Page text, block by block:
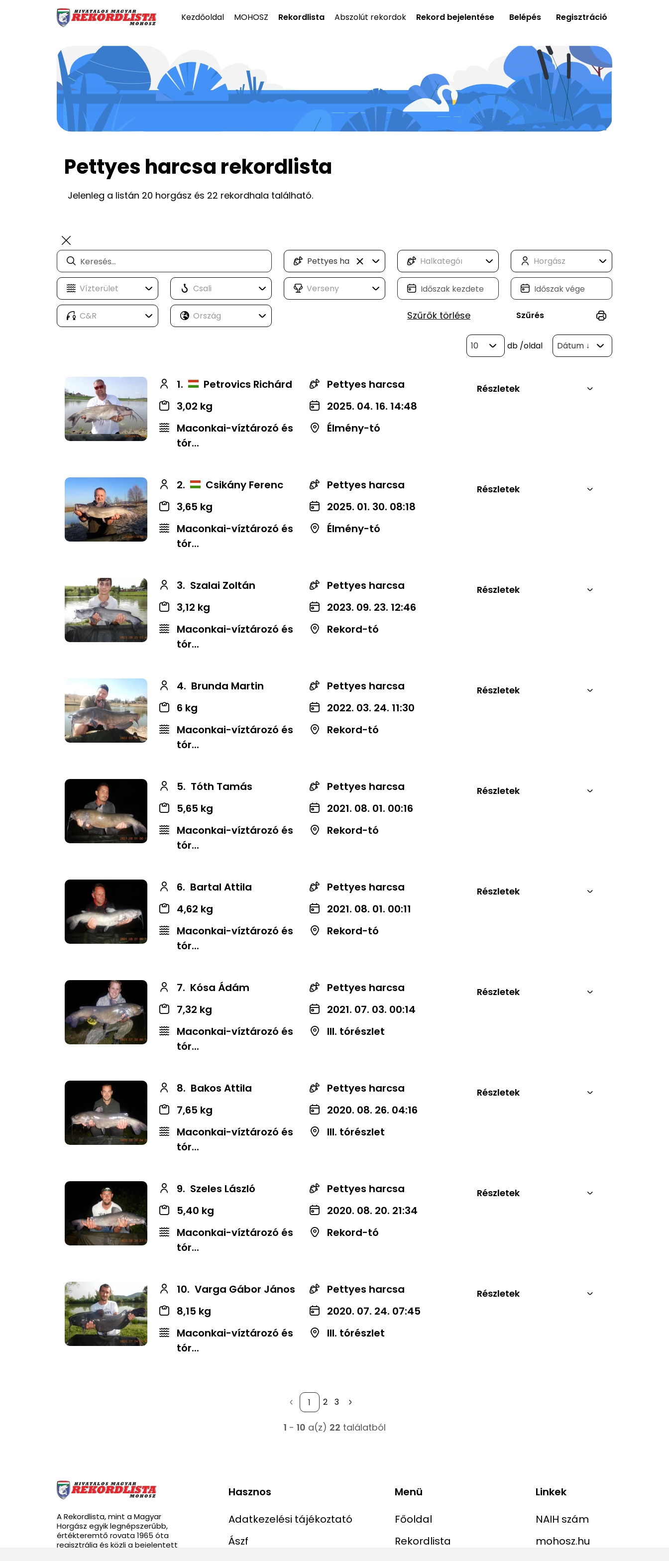
Kezdőoldal MOHOSZ Rekordlista Abszolút rekordok Rekord bejelentése Belépés Regisztráció
Pettyes harcsa rekordlista
Jelenleg a listán 20 horgász és 22 rekordhala található.
Pettyes harcsa
Szűrők törlése Szűrés
10 db /oldal Dátum ↓
1. Petrovics Richárd
Pettyes harcsa
3,02 kg
2025. 04. 16. 14:48
Maconkai-víztározó és
tór...
Élmény-tó
Részletek
2. Csikány Ferenc
Pettyes harcsa
3,65 kg
2025. 01. 30. 08:18
Maconkai-víztározó és
tór...
Élmény-tó
Részletek
3. Szalai Zoltán
Pettyes harcsa
3,12 kg
2023. 09. 23. 12:46
Maconkai-víztározó és
tór...
Rekord-tó
Részletek
4. Brunda Martin
Pettyes harcsa
6 kg
2022. 03. 24. 11:30
Maconkai-víztározó és
tór...
Rekord-tó
Részletek
5. Tóth Tamás
Pettyes harcsa
5,65 kg
2021. 08. 01. 00:16
Maconkai-víztározó és
tór...
Rekord-tó
Részletek
6. Bartal Attila
Pettyes harcsa
4,62 kg
2021. 08. 01. 00:11
Maconkai-víztározó és
tór...
Rekord-tó
Részletek
7. Kósa Ádám
Pettyes harcsa
7,32 kg
2021. 07. 03. 00:14
Maconkai-víztározó és
tór...
III. tórészlet
Részletek
8. Bakos Attila
Pettyes harcsa
7,65 kg
2020. 08. 26. 04:16
Maconkai-víztározó és
tór...
III. tórészlet
Részletek
9. Szeles László
Pettyes harcsa
5,40 kg
2020. 08. 20. 21:34
Maconkai-víztározó és
tór...
Rekord-tó
Részletek
10. Varga Gábor János
Pettyes harcsa
8,15 kg
2020. 07. 24. 07:45
Maconkai-víztározó és
tór...
III. tórészlet
Részletek
2 3
1 - 10 a(z) 22 találatból
A Rekordlista, mint a Magyar
Horgász egyik legnépszerűbb,
értékteremtő rovata 1965 óta
regisztrálja és közli a bejelentett
Hasznos
Adatkezelési tájékoztató
Ászf
Menü
Főoldal
Rekordlista
Linkek
NAIH szám
mohosz.hu